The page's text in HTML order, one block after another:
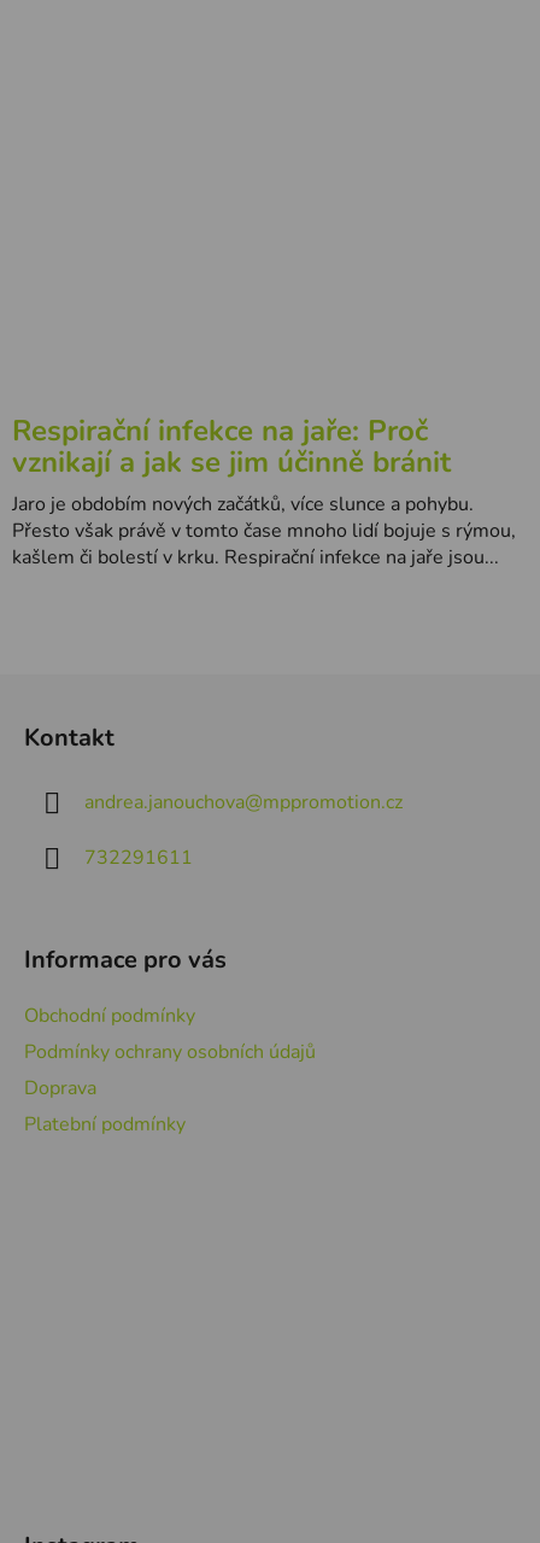
Respirační infekce na jaře: Proč
vznikají a jak se jim účinně bránit
Jaro je obdobím nových začátků, více slunce a pohybu.
Přesto však právě v tomto čase mnoho lidí bojuje s rýmou,
kašlem či bolestí v krku. Respirační infekce na jaře jsou...
Kontakt
andrea.janouchova@mppromotion.cz
732291611
Informace pro vás
Obchodní podmínky
Podmínky ochrany osobních údajů
Doprava
Platební podmínky